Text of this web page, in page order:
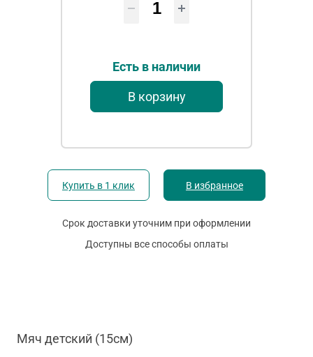
Есть в наличии
В корзину
Купить в 1 клик В избранное
Срок доставки уточним при оформлении
Доступны все способы оплаты
Мяч детский (15см)